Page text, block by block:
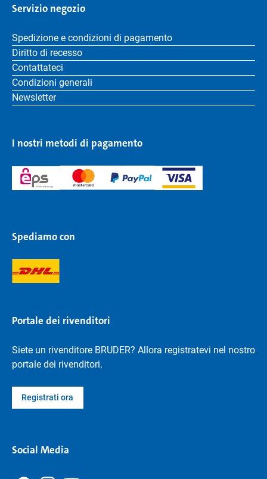
Servizio negozio
Spedizione e condizioni di pagamento
Diritto di recesso
Contattateci
Condizioni generali
Newsletter
I nostri metodi di pagamento
Spediamo con
Portale dei rivenditori
Siete un rivenditore BRUDER? Allora registratevi nel nostro
portale dei rivenditori.
Registrati ora
Social Media